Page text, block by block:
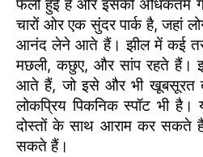
फैली हुई है और इसकी अधिकतम
चारों ओर एक सुंदर पार्क है, जहां
आनंद लेने आते हैं। झील में कई
मछली, कछुए, और सांप रहते हैं।
आते हैं, जो इसे और भी खूबसूरत
लोकप्रिय पिकनिक स्पॉट भी
दोस्तों के साथ आराम कर
सकते हैं।